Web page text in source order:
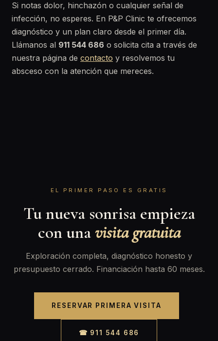
Si notas dolor, hinchazón o cualquier señal de
infección, no esperes. En P&P Clinic te ofrecemos
diagnóstico y un plan claro desde el primer día.
Llámanos al 911 544 686 o solicita cita a través de
nuestra página de contacto y resolvemos tu
absceso con la atención que mereces.
EL PRIMER PASO ES GRATIS
Tu nueva sonrisa empieza
con unavisita gratuita
Exploración completa, diagnóstico honesto y
presupuesto cerrado. Financiación hasta 60 meses.
RESERVAR PRIMERA VISITA
☎ 911 544 686